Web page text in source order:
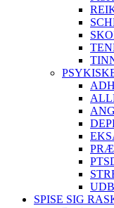
SPISE SIG